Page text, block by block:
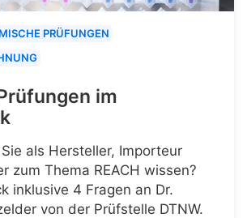
PRÜFUNGEN
im
als Hersteller, Importeur
zum Thema REACH wissen?
inklusive 4 Fragen an Dr.
von der Prüfstelle DTNW.